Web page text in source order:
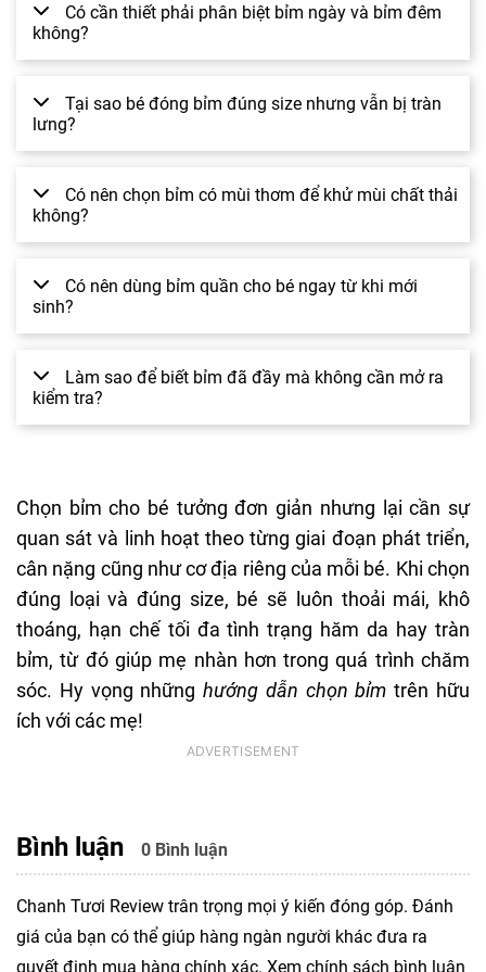
Có cần thiết phải phân biệt bỉm ngày và bỉm đêm
không?
Tại sao bé đóng bỉm đúng size nhưng vẫn bị tràn
lưng?
Có nên chọn bỉm có mùi thơm để khử mùi chất thải
không?
Có nên dùng bỉm quần cho bé ngay từ khi mới
sinh?
Làm sao để biết bỉm đã đầy mà không cần mở ra
kiểm tra?
Chọn bỉm cho bé tưởng đơn giản nhưng lại cần sự
quan sát và linh hoạt theo từng giai đoạn phát triển,
cân nặng cũng như cơ địa riêng của mỗi bé. Khi chọn
đúng loại và đúng size, bé sẽ luôn thoải mái, khô
thoáng, hạn chế tối đa tình trạng hăm da hay tràn
bỉm, từ đó giúp mẹ nhàn hơn trong quá trình chăm
sóc. Hy vọng nhữnghướng dẫn chọn bỉm trên hữu
ích với các mẹ!
Bình luận 0 Bình luận
Chanh Tươi Review trân trọng mọi ý kiến đóng góp. Đánh
giá của bạn có thể giúp hàng ngàn người khác đưa ra
quyết định mua hàng chính xác. Xem chính sách bình luận